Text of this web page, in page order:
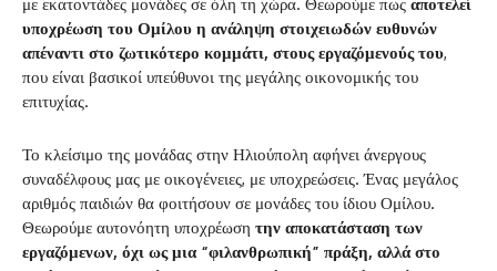
υποχρέωση του Ομίλου η ανάληψη στοιχειωδών ευθυνών
απέναντι στο ζωτικότερο κομμάτι, στους εργαζόμενούς του,
που είναι βασικοί υπεύθυνοι της μεγάλης οικονομικής του
επιτυχίας.
Το κλείσιμο της μονάδας στην Ηλιούπολη αφήνει άνεργους
συναδέλφους μας με οικογένειες, με υποχρεώσεις. Ένας μεγάλος
αριθμός παιδιών θα φοιτήσουν σε μονάδες του ίδιου Ομίλου.
Θεωρούμε αυτονόητη υποχρέωση την αποκατάσταση των
εργαζόμενων, όχι ως μια “φιλανθρωπική” πράξη, αλλά στο